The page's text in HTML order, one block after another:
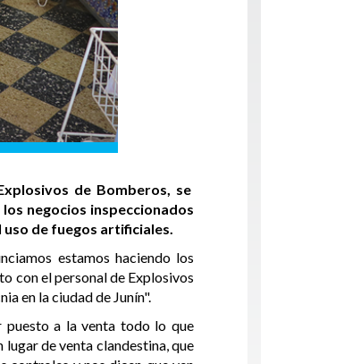
de Bomberos, se
negocios inspeccionados
de fuegos artificiales.
estamos haciendo los
con el personal de Explosivos
en la ciudad de Junín".
puesto a la venta todo lo que
de venta clandestina, que